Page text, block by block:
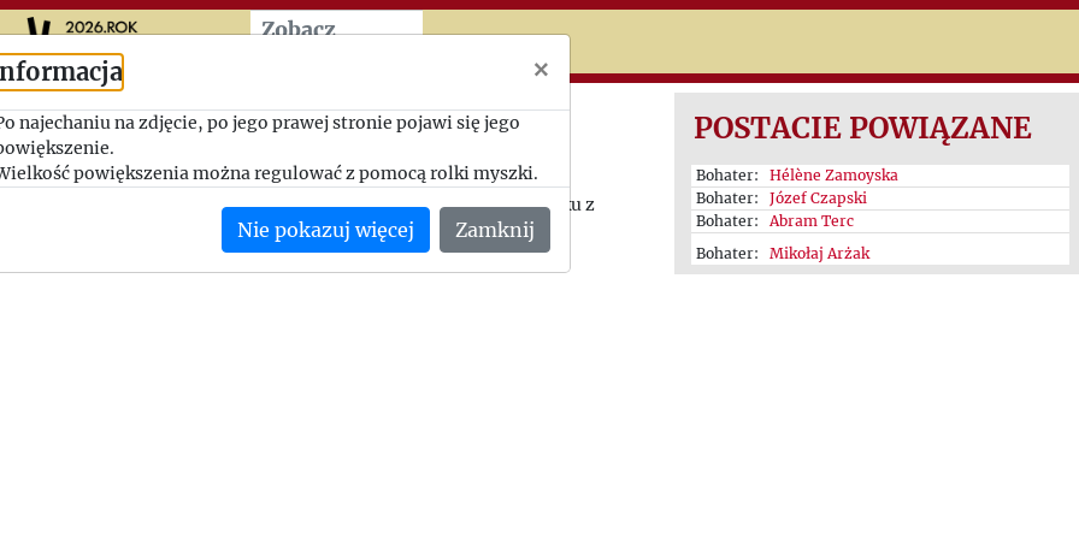
Przeskocz do treści zasadniczej
Zobacz
Sprawy bieżącej współpracy
1963-11-17, Jerzy Giedroyc - August Zamoyski
Giedroyc opisuje Zamoyskiemu swoje plany wydawnicze w związku z
POSTACIE POWIĄZANE
Bohater:
Hélène Zamoyska
Bohater:
Józef Czapski
Bohater:
Abram Terc
Bohater:
Mikołaj Arżak
×
najechaniu na zdjęcie, po jego prawej stronie pojawi się jego
powiększenia można regulować z pomocą rolki myszki.
Nie pokazuj więcej Zamknij